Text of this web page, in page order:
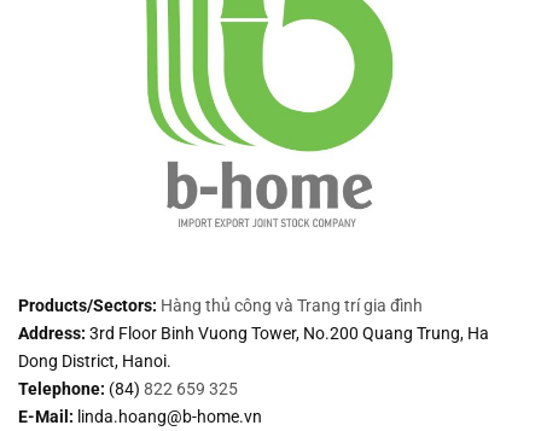
Products/Sectors: Hàng thủ công và Trang trí gia đình
Address: 3rd Floor Binh Vuong Tower, No.200 Quang Trung, Ha
Dong District, Hanoi.
Telephone: (84) 822 659 325
E-Mail: linda.hoang@b-home.vn